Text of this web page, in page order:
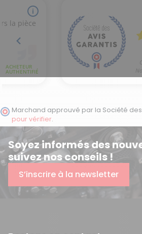
Marchand approuvé par la Société des
pour vérifier.
Soyez informés des
suivez nos conseils !
S’inscrire à la newsletter